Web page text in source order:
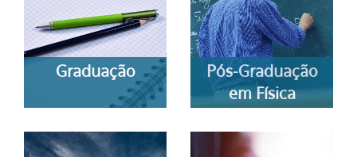
Graduação
Pós-Graduação
em Física